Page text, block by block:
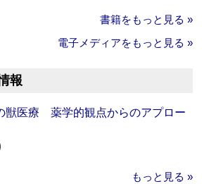
書籍をもっと見る »
電子メディアをもっと見る »
報
獣医療 薬学的観点からのアプロー
もっと見る »